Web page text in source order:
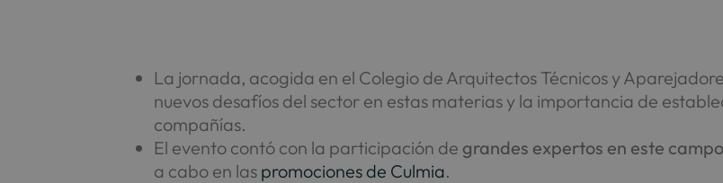
La jornada, acogida en el Colegio de Arquitectos Técnicos y
nuevos desafíos del sector en estas materias y la importancia de
compañías.
El evento contó con la participación de grandes expertos en este
a cabo en las promociones de Culmia.